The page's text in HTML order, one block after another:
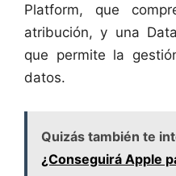
Platform, que
atribución, y una
que permite la
datos.
Quizás también te
¿Conseguirá Apple